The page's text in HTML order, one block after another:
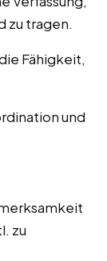
zu tragen.
Fähigkeit,
und
zu